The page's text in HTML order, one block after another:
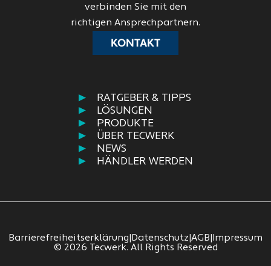
RATGEBER & TIPPS
LÖSUNGEN
PRODUKTE
ÜBER TECWERK
NEWS
HÄNDLER WERDEN
verbinden Sie mit den
richtigen Ansprechpartnern.
KONTAKT
Barrierefreiheitserklärung Datenschutz AGB
Impressum
© 2026 Tecwerk. All Rights Reserved